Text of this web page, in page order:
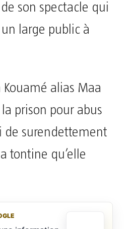
son spectacle qui
large public à
alias Maa
prison pour abus
de surendettement
tontine qu’elle